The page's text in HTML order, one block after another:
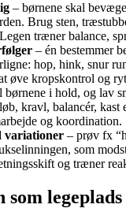
– børnene skal
Brug sten,
træner balance,
– én bestemmer
hop, hink, snur
øve kropskontrol og
børnene i hold, og lav
kravl, balancér, kast
og koordination.
variationer – prøv fx
som
og træner
legeplads